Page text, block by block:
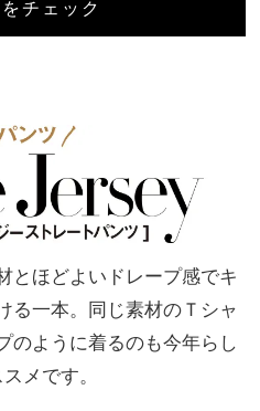
チェック
とほどよい ドレープ感でキ
る一本。同じ素材のＴシャ
のように着るのも今年らし
メです。